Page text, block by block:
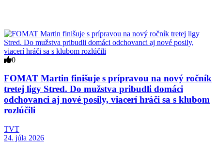
0
FOMAT Martin finišuje s prípravou na nový ročník
tretej ligy Stred. Do mužstva pribudli domáci
odchovanci aj nové posily, viacerí hráči sa s klubom
rozlúčili
TVT
24. júla 2026